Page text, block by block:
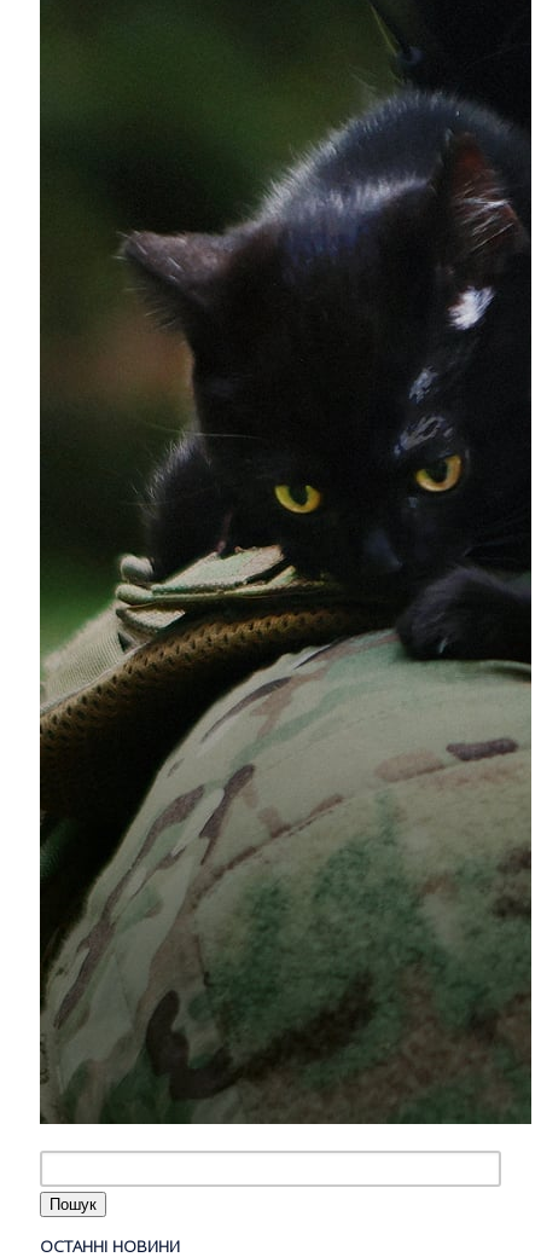
ОСТАННІ НОВИНИ